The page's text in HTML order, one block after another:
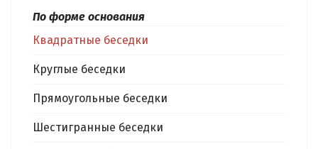
По форме основания
Квадратные беседки
Круглые беседки
Прямоугольные беседки
Шестигранные беседки